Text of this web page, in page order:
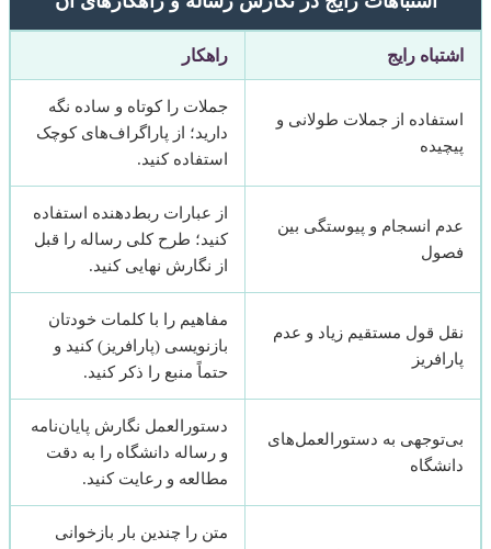
اشتباه رایج راهکار
استفاده از جملات طولانی و
پیچیده
جملات را کوتاه و ساده نگه
دارید؛ از پاراگراف‌های کوچک
استفاده کنید.
عدم انسجام و پیوستگی بین
فصول
از عبارات ربط‌دهنده استفاده
کنید؛ طرح کلی رساله را قبل
از نگارش نهایی کنید.
نقل قول مستقیم زیاد و عدم
پارافریز
مفاهیم را با کلمات خودتان
بازنویسی (پارافریز) کنید و
حتماً منبع را ذکر کنید.
بی‌توجهی به دستورالعمل‌های
دانشگاه
دستورالعمل نگارش پایان‌نامه
و رساله دانشگاه را به دقت
مطالعه و رعایت کنید.
متن را چندین بار بازخوانی